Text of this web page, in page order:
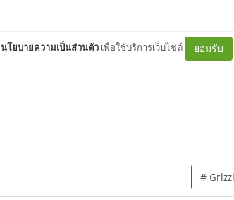
นโยบายความเป็นส่วนตัว เพื่อใช้บริการเว็บไซต์ ยอมรับ